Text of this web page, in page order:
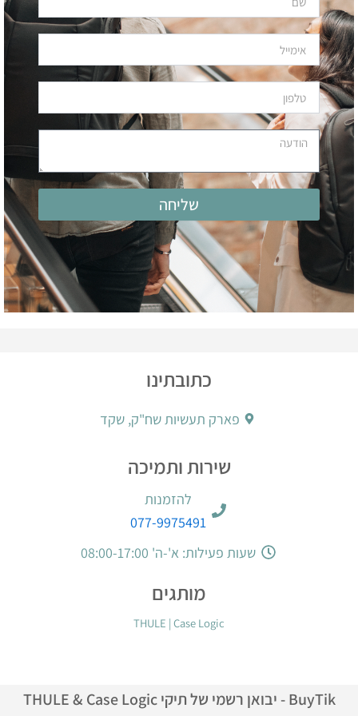
אימייל
טלפון
הודעה
שליחה
כתובתינו
פארק תעשיות שח"ק, שקד
שירות ותמיכה
להזמנות
077-9975491
שעות פעילות: א'-ה' 08:00-17:00
מותגים
THULE | Case Logic
BuyTik - יבואן רשמי של תיקי THULE & Case Logic